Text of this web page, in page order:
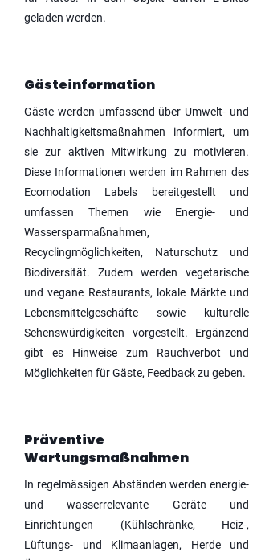
geladen werden.
Gästeinformation
Gäste werden umfassend über Umwelt- und
Nachhaltigkeitsmaßnahmen informiert, um
sie zur aktiven Mitwirkung zu motivieren.
Diese Informationen werden im Rahmen des
Ecomodation Labels bereitgestellt und
umfassen Themen wie Energie- und
Wassersparmaßnahmen,
Recyclingmöglichkeiten, Naturschutz und
Biodiversität. Zudem werden vegetarische
und vegane Restaurants, lokale Märkte und
Lebensmittelgeschäfte sowie kulturelle
Sehenswürdigkeiten vorgestellt. Ergänzend
gibt es Hinweise zum Rauchverbot und
Möglichkeiten für Gäste, Feedback zu geben.
Präventive
Wartungsmaßnahmen
In regelmässigen Abständen werden energie-
und wasserrelevante Geräte und
Einrichtungen (Kühlschränke, Heiz-,
Lüftungs- und Klimaanlagen, Herde und